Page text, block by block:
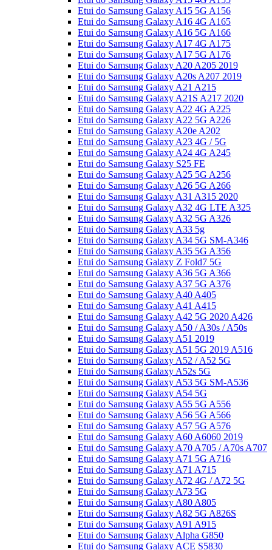
Etui do Samsung Galaxy A15 5G A156
Etui do Samsung Galaxy A16 4G A165
Etui do Samsung Galaxy A16 5G A166
Etui do Samsung Galaxy A17 4G A175
Etui do Samsung Galaxy A17 5G A176
Etui do Samsung Galaxy A20 A205 2019
Etui do Samsung Galaxy A20s A207 2019
Etui do Samsung Galaxy A21 A215
Etui do Samsung Galaxy A21S A217 2020
Etui do Samsung Galaxy A22 4G A225
Etui do Samsung Galaxy A22 5G A226
Etui do Samsung Galaxy A20e A202
Etui do Samsung Galaxy A23 4G / 5G
Etui do Samsung Galaxy A24 4G A245
Etui do Samsung Galaxy S25 FE
Etui do Samsung Galaxy A25 5G A256
Etui do Samsung Galaxy A26 5G A266
Etui do Samsung Galaxy A31 A315 2020
Etui do Samsung Galaxy A32 4G LTE A325
Etui do Samsung Galaxy A32 5G A326
Etui do Samsung Galaxy A33 5g
Etui do Samsung Galaxy A34 5G SM-A346
Etui do Samsung Galaxy A35 5G A356
Etui do Samsung Galaxy Z Fold7 5G
Etui do Samsung Galaxy A36 5G A366
Etui do Samsung Galaxy A37 5G A376
Etui do Samsung Galaxy A40 A405
Etui do Samsung Galaxy A41 A415
Etui do Samsung Galaxy A42 5G 2020 A426
Etui do Samsung Galaxy A50 / A30s / A50s
Etui do Samsung Galaxy A51 2019
Etui do Samsung Galaxy A51 5G 2019 A516
Etui do Samsung Galaxy A52 / A52 5G
Etui do Samsung Galaxy A52s 5G
Etui do Samsung Galaxy A53 5G SM-A536
Etui do Samsung Galaxy A54 5G
Etui do Samsung Galaxy A55 5G A556
Etui do Samsung Galaxy A56 5G A566
Etui do Samsung Galaxy A57 5G A576
Etui do Samsung Galaxy A60 A6060 2019
Etui do Samsung Galaxy A70 A705 / A70s A707
Etui do Samsung Galaxy A71 5G A716
Etui do Samsung Galaxy A71 A715
Etui do Samsung Galaxy A72 4G / A72 5G
Etui do Samsung Galaxy A73 5G
Etui do Samsung Galaxy A80 A805
Etui do Samsung Galaxy A82 5G A826S
Etui do Samsung Galaxy A91 A915
Etui do Samsung Galaxy Alpha G850
Etui do Samsung Galaxy ACE S5830